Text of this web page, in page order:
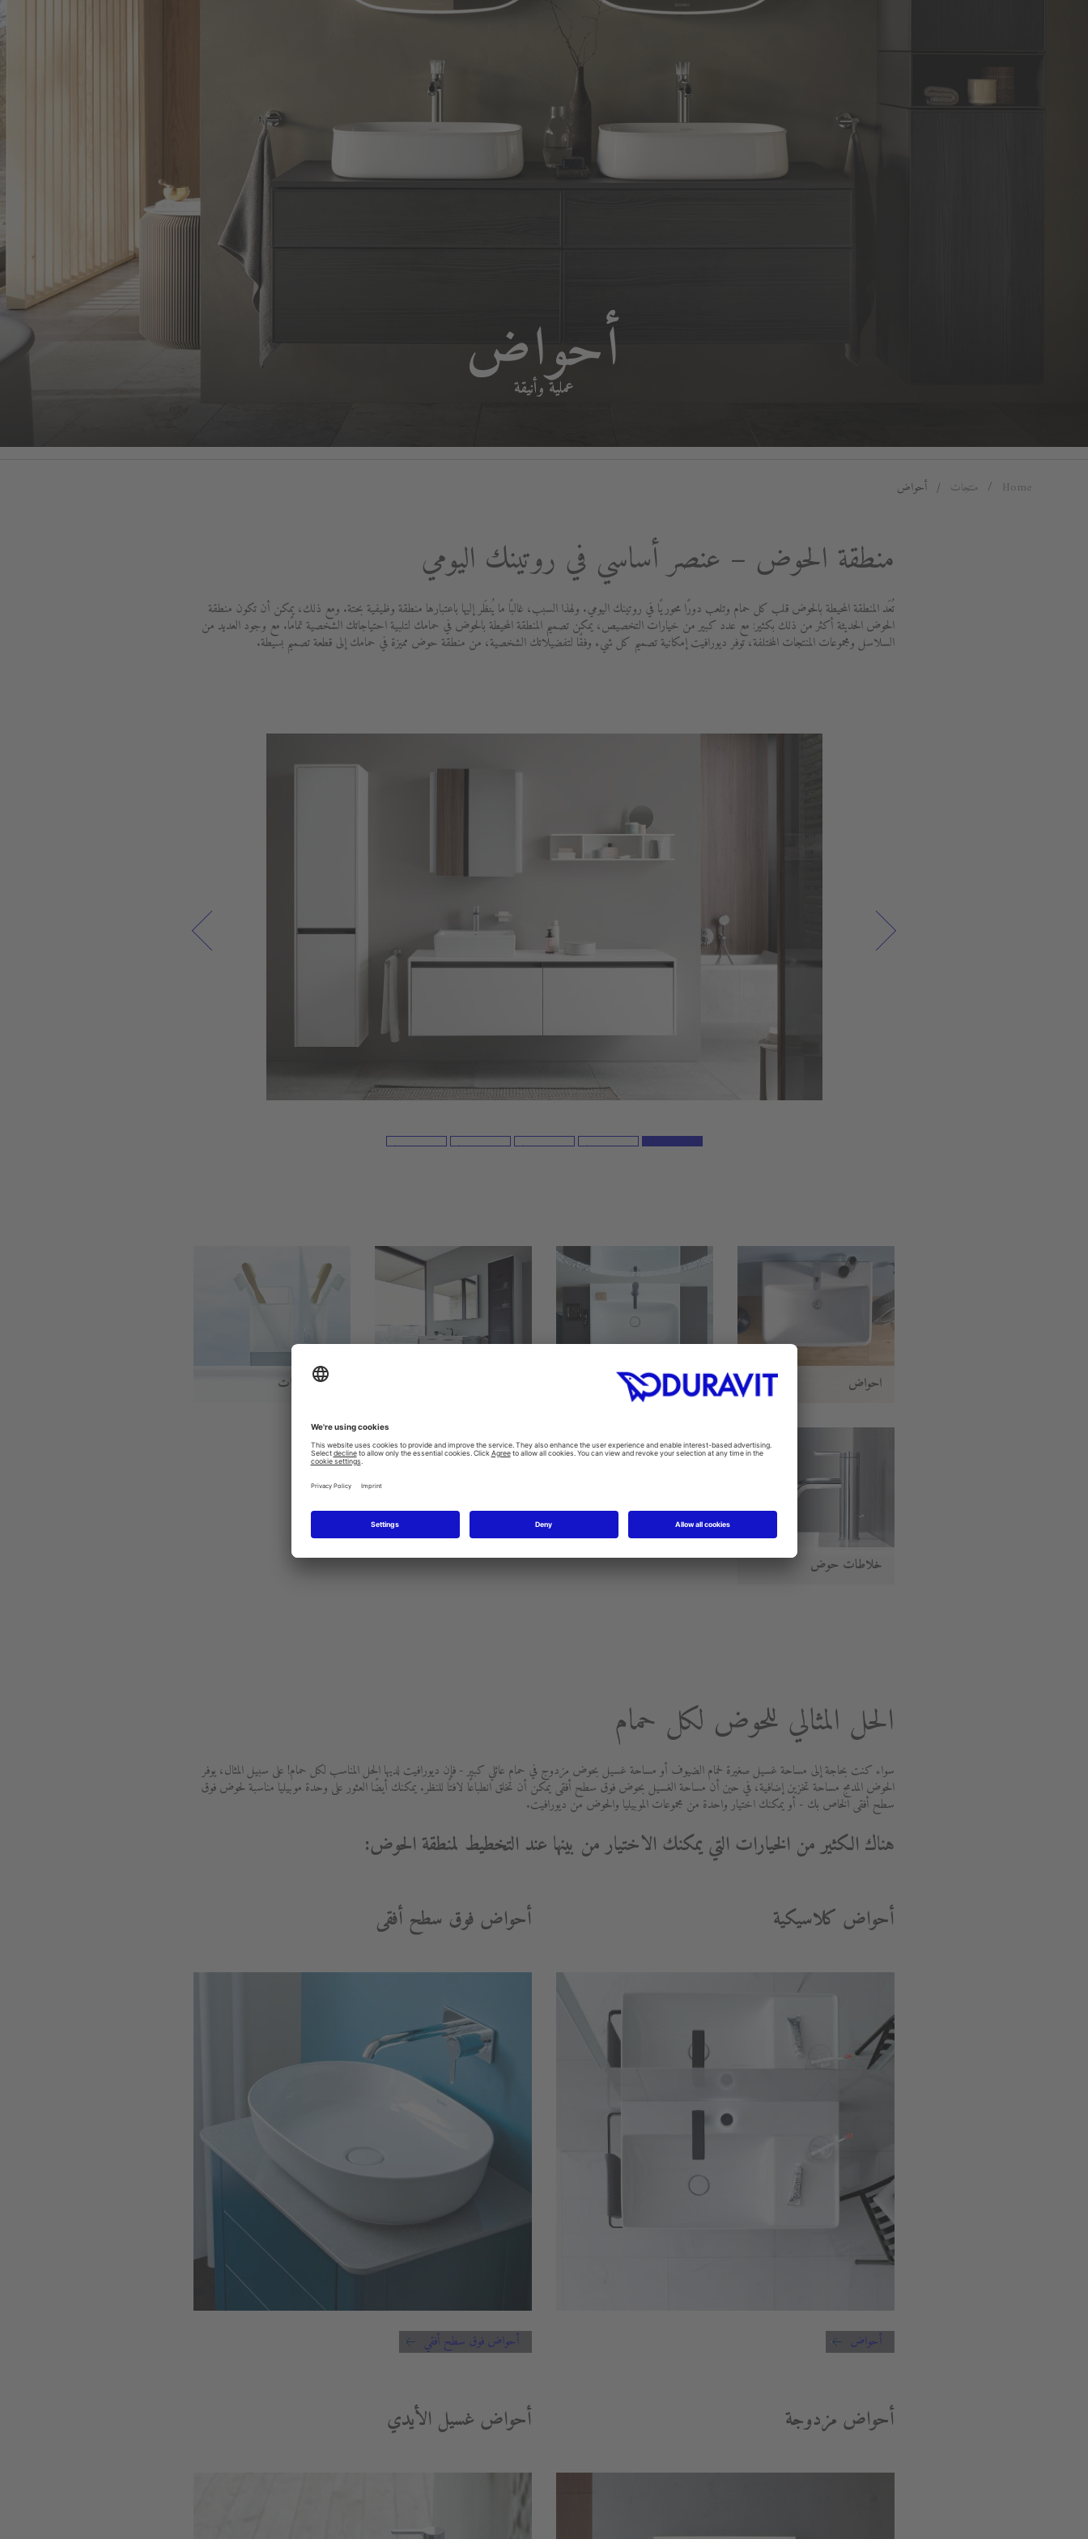
أحواض
عملية وأنيقة
Home منتجات أحواض
منطقة الحوض – عنصر أساسي في روتينك اليومي
تُعَد المنطقة المحيطة بالحوض قلب كل حمام وتلعب دورًا محوريًا في روتينك اليومي. ولهذا السبب، غالبًا ما يُنظَر إليها باعتبارها منطقة وظيفية بحتة. ومع ذلك، يمكن أن تكون منطقة
الحوض الحديثة أكثر من ذلك بكثير: مع عدد كبير من خيارات التخصيص، يمكن تصميم المنطقة المحيطة بالحوض في حمامك لتلبية احتياجاتك الشخصية تمامًا. مع وجود العديد من
السلاسل ومجموعات المنتجات المختلفة، توفر ديورافيت إمكانية تصميم كل شيء وفقًا لتفضيلاتك الشخصية، من منطقة حوض مميزة في حمامك إلى قطعة تصميم بسيطة.
أحواض Washbasins الإكسسوارات
خلاطات حوض
الحل المثالي للحوض لكل حمام
سواء كنت بحاجة إلى مساحة غسيل صغيرة لحمام الضيوف أو مساحة غسيل بحوض مزدوج في حمام عائلي كبير - فإن ديورافيت لديها الحل المناسب لكل حمام! على سبيل المثال، يوفر
الحوض المدمج مساحة تخزين إضافية، في حين أن مساحة الغسيل بحوض فوق سطح أفقى يمكن أن تخلق انطباعًا لافتًا للنظر. يمكنك أيضًا العثور على وحدة موبيليا مناسبة لحوض فوق
سطح أفقى الخاص بك - أو يمكنك اختيار واحدة من مجموعات الموبيليا والحوض من ديورافيت.
هناك الكثير من الخيارات التي يمكنك الاختيار من بينها عند التخطيط لمنطقة الحوض:
أحواض كلاسيكية
أحواض
أحواض فوق سطح أفقى
أحواض فوق سطح أفقي
أحواض مزدوجة أحواض غسيل الأيدي